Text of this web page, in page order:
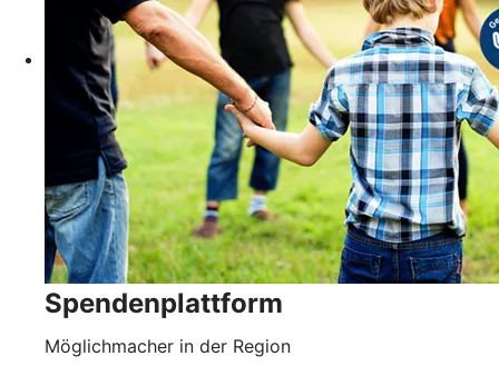
Spendenplattform
Möglichmacher in der Region